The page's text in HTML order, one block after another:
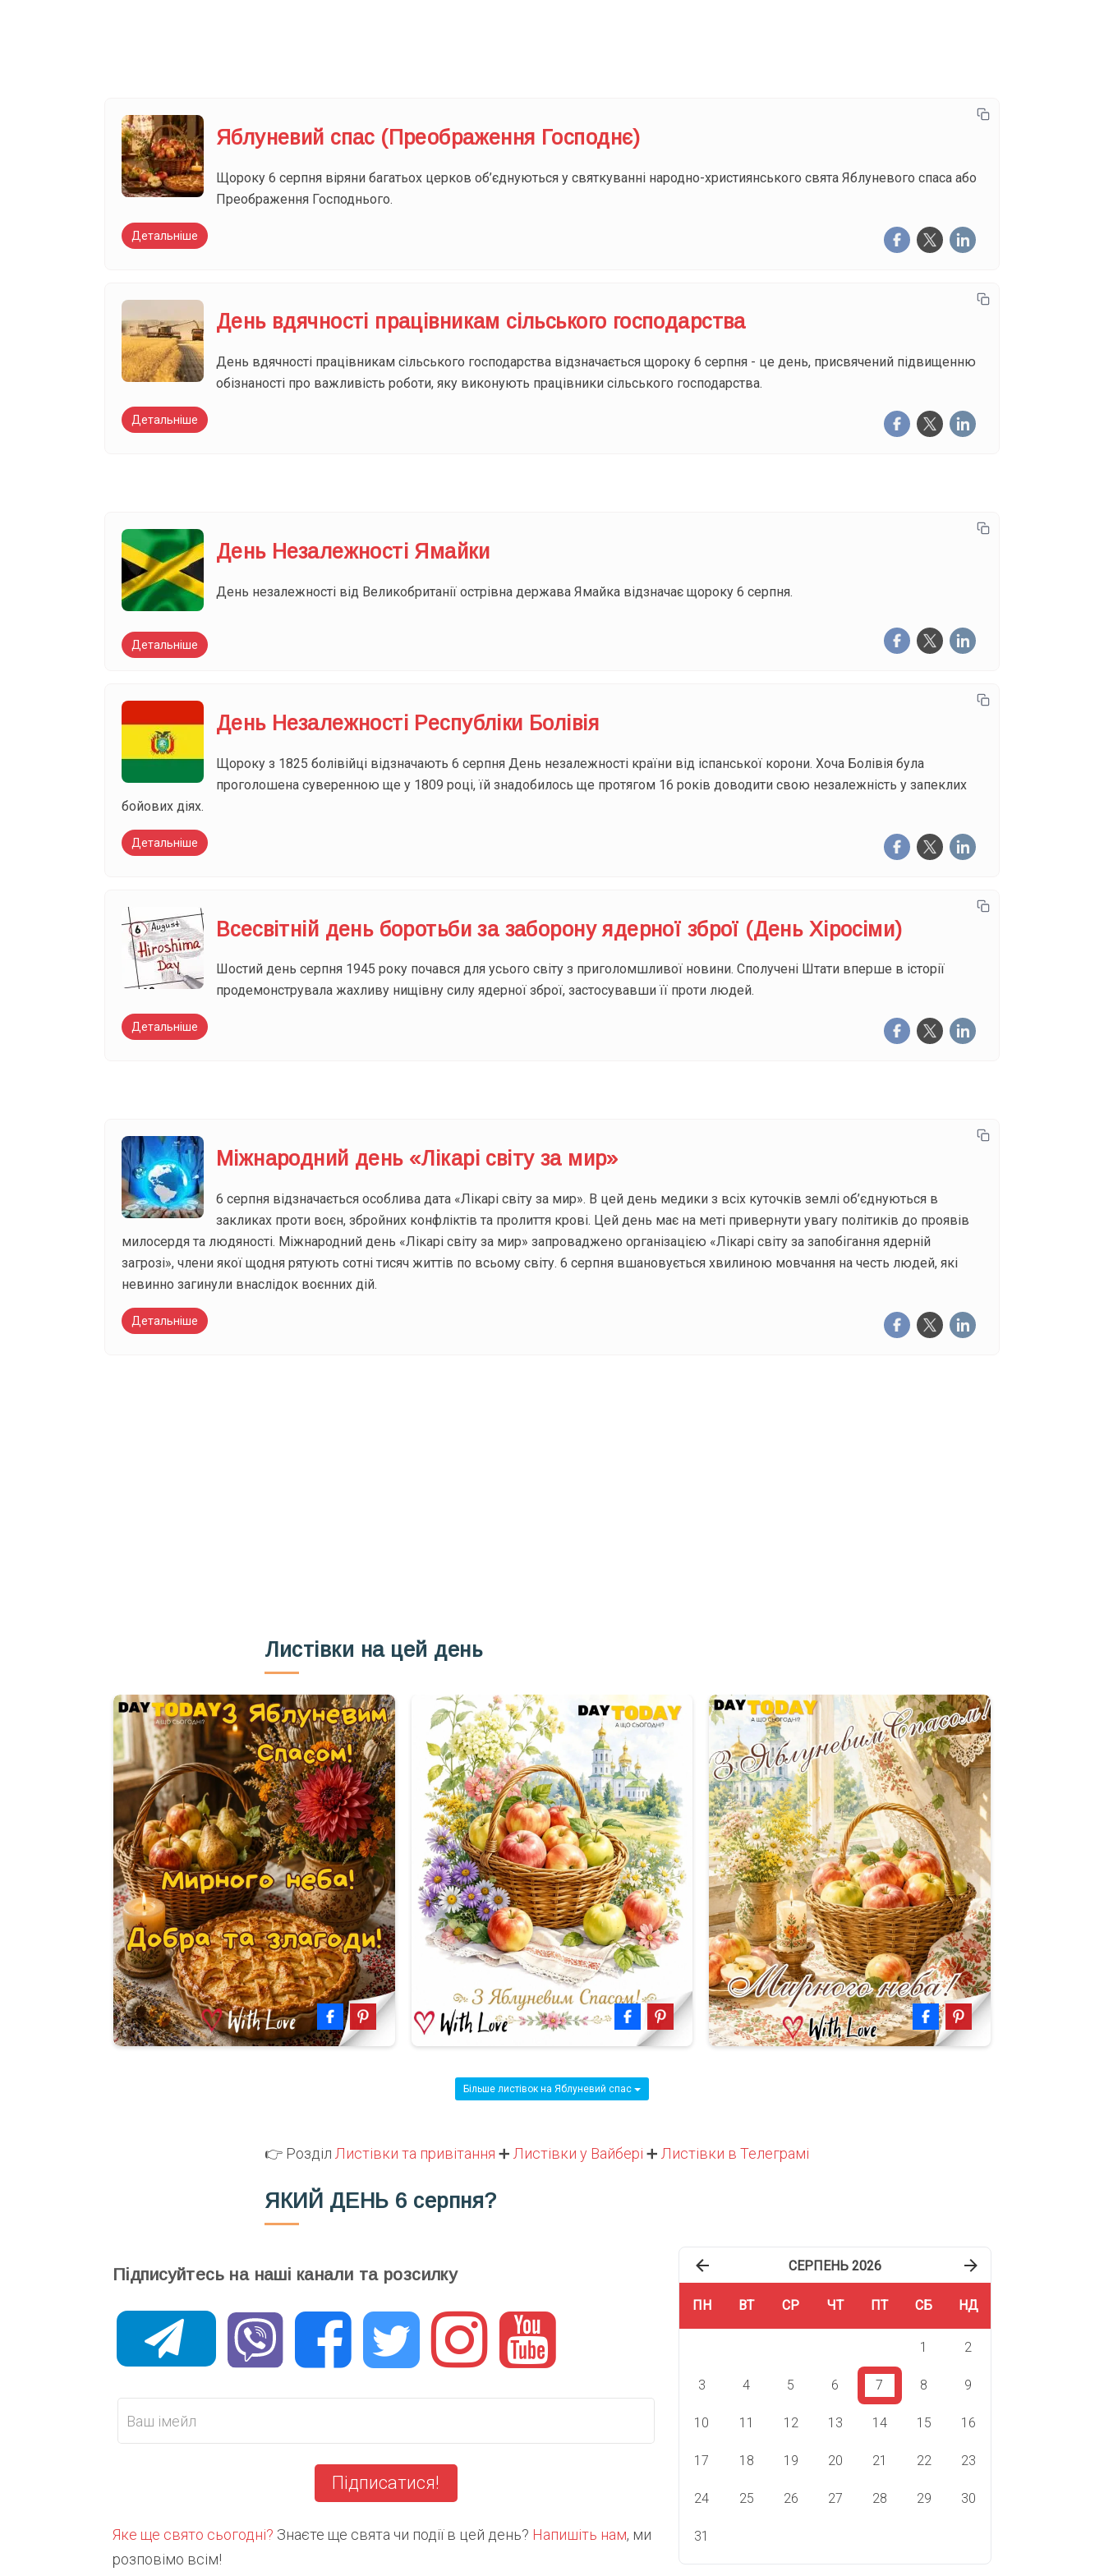
Яблуневий спас (Преображення Господнє)
Щороку 6 серпня віряни багатьох церков об’єднуються у святкуванні народно-християнського свята Яблуневого спаса або
Преображення Господнього.
Детальніше
День вдячності працівникам сільського господарства
День вдячності працівникам сільського господарства відзначається щороку 6 серпня - це день, присвячений підвищенню
обізнаності про важливість роботи, яку виконують працівники сільського господарства.
Детальніше
День Незалежності Ямайки
День незалежності від Великобританії острівна держава Ямайка відзначає щороку 6 серпня.
Детальніше
День Незалежності Республіки Болівія
Щороку з 1825 болівійці відзначають 6 серпня День незалежності країни від іспанської корони. Хоча Болівія була
проголошена суверенною ще у 1809 році, їй знадобилось ще протягом 16 років доводити свою незалежність у запеклих
бойових діях.
Детальніше
Всесвітній день боротьби за заборону ядерної зброї (День Хіросіми)
Шостий день серпня 1945 року почався для усього світу з приголомшливої новини. Сполучені Штати вперше в історії
продемонструвала жахливу нищівну силу ядерної зброї, застосувавши її проти людей.
Детальніше
Міжнародний день «Лікарі світу за мир»
6 серпня відзначається особлива дата «Лікарі світу за мир». В цей день медики з всіх куточків землі об’єднуються в
закликах проти воєн, збройних конфліктів та пролиття крові. Цей день має на меті привернути увагу політиків до проявів
милосердя та людяності. Міжнародний день «Лікарі світу за мир» запроваджено організацією «Лікарі світу за запобігання ядерній
загрозі», члени якої щодня рятують сотні тисяч життів по всьому світу. 6 серпня вшановується хвилиною мовчання на честь людей, які
невинно загинули внаслідок воєнних дій.
Детальніше
Листівки на цей день
Більше листівок на Яблуневий спас
👉 Розділ Листівки та привітання ➕ Листівки у Вайбері ➕ Листівки в Телеграмі
ЯКИЙ ДЕНЬ 6 серпня?
Підписуйтесь на наші канали та розсилку
Підписатися!
Яке ще свято сьогодні? Знаєте ще свята чи події в цей день? Напишіть нам, ми
розповімо всім!
СЕРПЕНЬ 2026
ПН ВТ СР ЧТ ПТ СБ НД
1 2
3 4 5 6 7 8 9
10 11 12 13 14 15 16
17 18 19 20 21 22 23
24 25 26 27 28 29 30
31